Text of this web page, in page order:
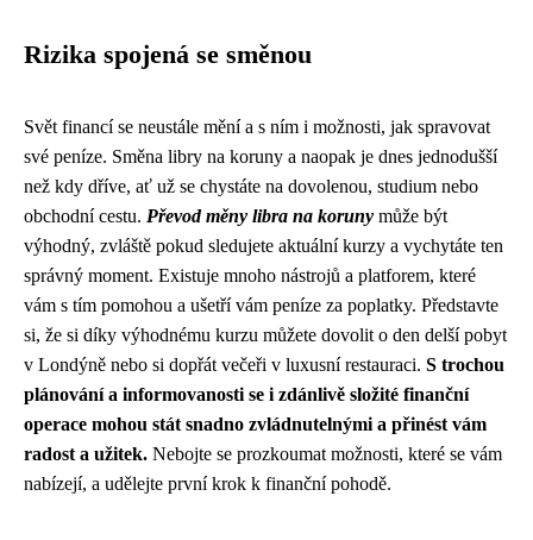
Rizika spojená se směnou
Svět financí se neustále mění a s ním i možnosti, jak spravovat
své peníze. Směna libry na koruny a naopak je dnes jednodušší
než kdy dříve, ať už se chystáte na dovolenou, studium nebo
obchodní cestu. Převod měny libra na koruny může být
výhodný, zvláště pokud sledujete aktuální kurzy a vychytáte ten
správný moment. Existuje mnoho nástrojů a platforem, které
vám s tím pomohou a ušetří vám peníze za poplatky. Představte
si, že si díky výhodnému kurzu můžete dovolit o den delší pobyt
v Londýně nebo si dopřát večeři v luxusní restauraci. S trochou
plánování a informovanosti se i zdánlivě složité finanční
operace mohou stát snadno zvládnutelnými a přinést vám
radost a užitek. Nebojte se prozkoumat možnosti, které se vám
nabízejí, a udělejte první krok k finanční pohodě.